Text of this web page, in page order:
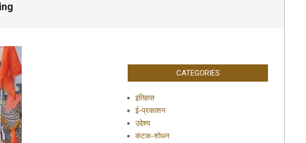
CATEGORIES
इतिहास
ई-प्रकाशन
उद्देश्य
कंटक-शोधन